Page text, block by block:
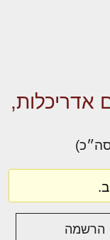
אדריכלות,
הרשמה